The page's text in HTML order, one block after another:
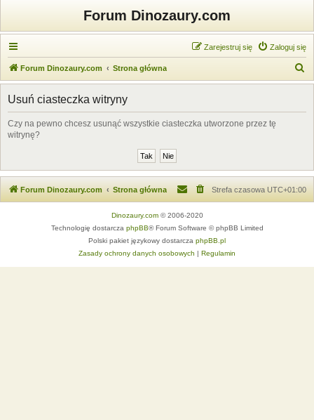
Forum Dinozaury.com
Zaloguj się
Zarejestruj się
Forum Dinozaury.com Strona główna
z
Usuń ciasteczka witryny
Czy na pewno chcesz usunąć wszystkie ciasteczka utworzone przez tę
witrynę?
Forum Dinozaury.com Strona główna Strefa czasowa UTC+01:00
Dinozaury.com© 2006-2020
Technologię dostarcza phpBB® Forum Software © phpBB Limited
Polski pakiet językowy dostarcza phpBB.pl
Zasady ochrony danych osobowych | Regulamin